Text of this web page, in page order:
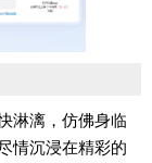
淋漓，仿佛身临
情沉浸在精彩的